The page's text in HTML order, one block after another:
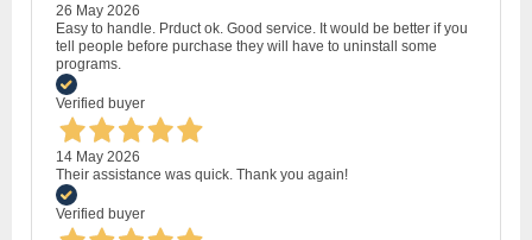
26 May 2026
Easy to handle. Prduct ok. Good service. It would be better if you
tell people before purchase they will have to uninstall some
programs.
Verified buyer
14 May 2026
Their assistance was quick. Thank you again!
Verified buyer